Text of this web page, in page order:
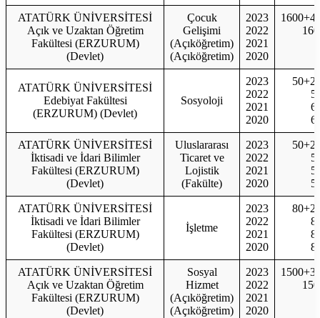
ATATÜRK ÜNİVERSİTESİ
Açık ve Uzaktan Öğretim
Fakültesi (ERZURUM)
(Devlet)
Çocuk
Gelişimi
(Açıköğretim)
(Açıköğretim)
2023
2022
2021
2020
ATATÜRK ÜNİVERSİTESİ
Edebiyat Fakültesi
(ERZURUM) (Devlet)
Sosyoloji
2023
2022
2021
2020
ATATÜRK ÜNİVERSİTESİ
İktisadi ve İdari Bilimler
Fakültesi (ERZURUM)
(Devlet)
Uluslararası
Ticaret ve
Lojistik
(Fakülte)
2023
2022
2021
2020
ATATÜRK ÜNİVERSİTESİ
İktisadi ve İdari Bilimler
Fakültesi (ERZURUM)
(Devlet)
İşletme
2023
2022
2021
2020
ATATÜRK ÜNİVERSİTESİ
Açık ve Uzaktan Öğretim
Fakültesi (ERZURUM)
(Devlet)
Sosyal
Hizmet
(Açıköğretim)
(Açıköğretim)
2023
2022
2021
2020